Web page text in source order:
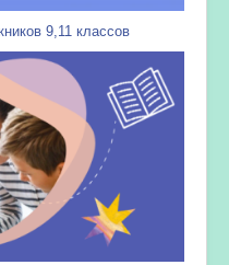
9,11 классов